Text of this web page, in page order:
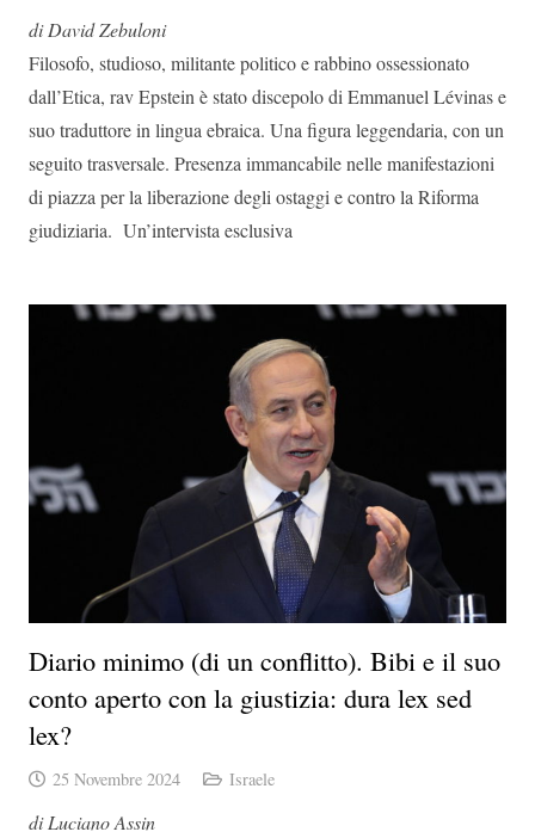
di David Zebuloni
Filosofo, studioso, militante politico e rabbino ossessionato
dall’Etica, rav Epstein è stato discepolo di Emmanuel Lévinas e
suo traduttore in lingua ebraica. Una figura leggendaria, con un
seguito trasversale. Presenza immancabile nelle manifestazioni
di piazza per la liberazione degli ostaggi e contro la Riforma
giudiziaria. Un’intervista esclusiva
Diario minimo (di un conflitto). Bibi e il suo
conto aperto con la giustizia: dura lex sed
lex?
25 Novembre 2024 Israele
di Luciano Assin